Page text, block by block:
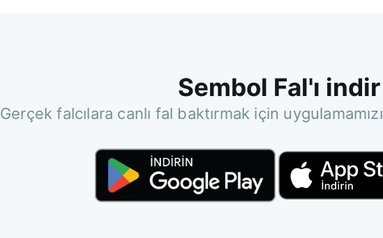
Sembol Fal'ı indir
Gerçek falcılara canlı fal baktırmak için uygulamamızı